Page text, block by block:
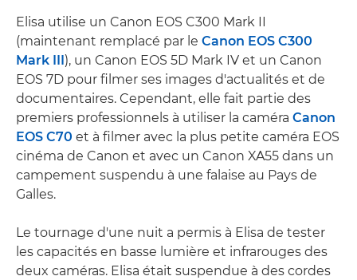
Elisa utilise un Canon EOS C300 Mark II
(maintenant remplacé par le Canon EOS C300
Mark III ), un Canon EOS 5D Mark IV et un Canon
EOS 7D pour filmer ses images d'actualités et de
documentaires. Cependant, elle fait partie des
premiers professionnels à utiliser la caméra Canon
EOS C70 et à filmer avec la plus petite caméra EOS
cinéma de Canon et avec un Canon XA55 dans un
campement suspendu à une falaise au Pays de
Galles.
Le tournage d'une nuit a permis à Elisa de tester
les capacités en basse lumière et infrarouges des
deux caméras. Elisa était suspendue à des cordes